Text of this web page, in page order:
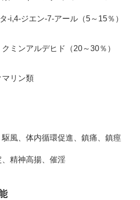
-i,4-ジエン-7-アール（5～15％）
ミンアルデヒド（20～30％）
リン類
風、体内循環促進、鎮痛、鎮痙
精神高揚、催淫